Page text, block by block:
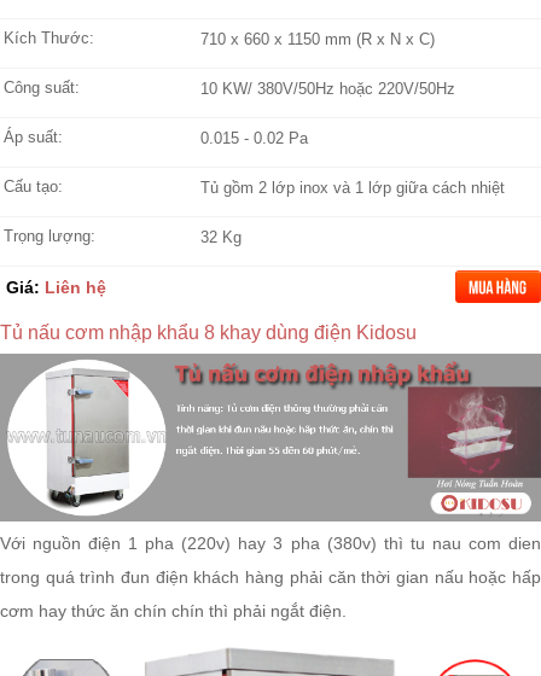
Kích Thước: 710 x 660 x 1150 mm (R x N x C)
Công suất: 10 KW/ 380V/50Hz hoặc 220V/50Hz
Áp suất: 0.015 - 0.02 Pa
Cấu tạo: Tủ gồm 2 lớp inox và 1 lớp giữa cách nhiệt
Trọng lượng: 32 Kg
Giá: Liên hệ
Tủ nấu cơm nhập khẩu 8 khay dùng điện Kidosu
Với nguồn điện 1 pha (220v) hay 3 pha (380v) thì tu nau com dien
trong quá trình đun điện khách hàng phải căn thời gian nấu hoặc hấp
cơm hay thức ăn chín chín thì phải ngắt điện.